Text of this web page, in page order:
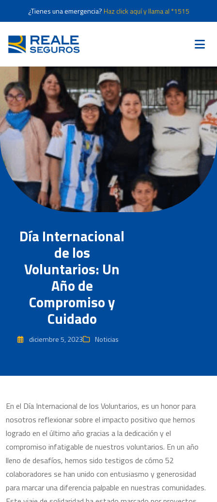
¿Tienes una emergencia? Haz click aquí y llama al *1515
Día Internacional
de los
Voluntarios: Un
Año de
Compromiso y
Cuidado
diciembre 5, 2023 Noticias
En el Día Internacional de los Voluntarios, es un honor para
nosotros reflexionar sobre el impacto positivo que hemos
logrado en el último año gracias a la dedicación y el
compromiso infatigable de nuestros voluntarios. En un año
lleno de desafíos, hemos sido testigos de cómo 52
colaboradores se han unido con entusiasmo y generosidad
para marcar una diferencia palpable en nuestras comunidades.